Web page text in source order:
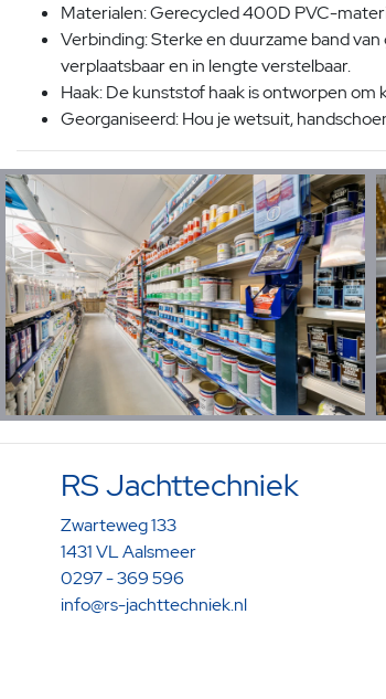
Materialen: Gerecycled 400D PVC-
Verbinding: Sterke en duurzame band
verplaatsbaar en in lengte verstelbaar.
Haak: De kunststof haak is ontworpen
Georganiseerd: Hou je wetsuit,
RS Jachttechniek
Zwarteweg 133
1431 VL Aalsmeer
0297 - 369 596
info@rs-jachttechniek.nl